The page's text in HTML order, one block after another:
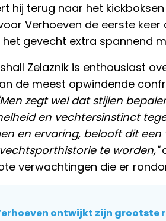
hij terug naar het
Verhoeven de eerste
gevecht extra spannend
Zelaznik is enthousiast
de meest opwindende
zegt wel dat stijlen
en vechtersinstinct
en ervaring, belooft dit
te worden,"
verwachtingen die er
ontwijkt zijn grootste